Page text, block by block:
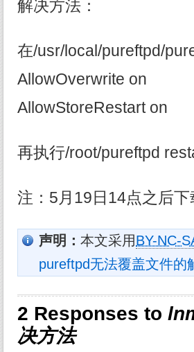
解决方法：
在/usr/local/pureftpd/
AllowOverwrite on
AllowStoreRestart on
再执行/root/pureftpd
注：5月19日14点之后
声明： 本文采用BY-NC-
pureftpd无法覆盖文件的
2 Responses to
决方法